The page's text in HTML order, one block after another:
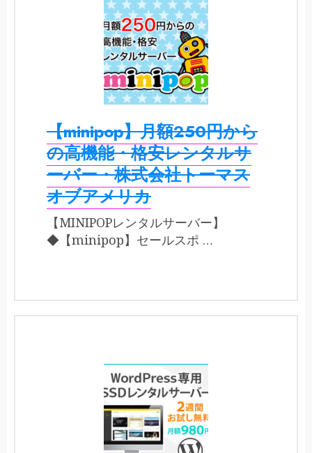
【minipop】月額250円から
の高機能・格安レンタルサ
ーバー・株式会社トーマス
オブアメリカ
【MINIPOPレンタルサーバー】
◆【minipop】セールスポ …